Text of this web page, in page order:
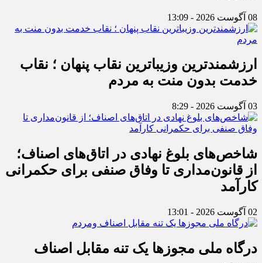
08 آگوست 2026 - 13:09
ارزشمندترین وزیباترین نقاب پنهان ؛ نقاب
خدمت بدون منت به مردم
03 آگوست 2026 - 8:29
شاخص‌های بلوغ نهادی در اتاق‌های اصناف؛
از قانون‌مداری تا وفاق صنفی برای حکمرانی
کارآمد
02 آگوست 2026 - 13:01
درگاه ملی مجوزها یک تنه مقابل اصناف